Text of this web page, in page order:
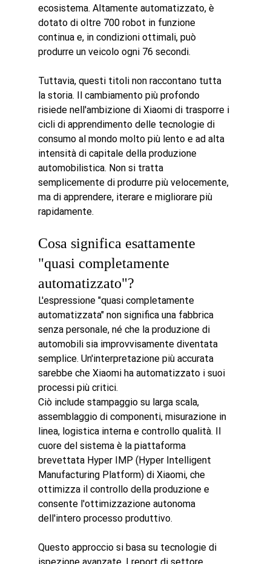
ecosistema. Altamente automatizzato, è
dotato di oltre 700 robot in funzione
continua e, in condizioni ottimali, può
produrre un veicolo ogni 76 secondi.
Tuttavia, questi titoli non raccontano tutta
la storia. Il cambiamento più profondo
risiede nell'ambizione di Xiaomi di trasporre i
cicli di apprendimento delle tecnologie di
consumo al mondo molto più lento e ad alta
intensità di capitale della produzione
automobilistica. Non si tratta
semplicemente di produrre più velocemente,
ma di apprendere, iterare e migliorare più
rapidamente.
Cosa significa esattamente
"quasi completamente
automatizzato"?
L'espressione "quasi completamente
automatizzata" non significa una fabbrica
senza personale, né che la produzione di
automobili sia improvvisamente diventata
semplice. Un'interpretazione più accurata
sarebbe che Xiaomi ha automatizzato i suoi
processi più critici.
Ciò include stampaggio su larga scala,
assemblaggio di componenti, misurazione in
linea, logistica interna e controllo qualità. Il
cuore del sistema è la piattaforma
brevettata Hyper IMP (Hyper Intelligent
Manufacturing Platform) di Xiaomi, che
ottimizza il controllo della produzione e
consente l'ottimizzazione autonoma
dell'intero processo produttivo.
Questo approccio si basa su tecnologie di